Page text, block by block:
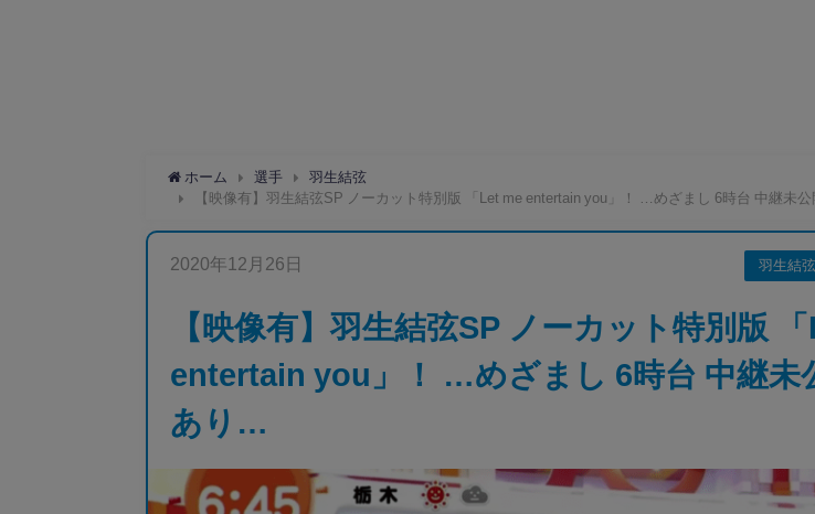
ホーム 選手
羽生結弦
【映像有】羽生結弦SP ノーカット特別版 「Let me entertain you」！ …めざまし 6時台 中継未
2020年12月26日 羽生結弦
【映像有】羽生結弦SP ノーカット特別版
entertain you」！ …めざまし 6時台 中継未
あり…